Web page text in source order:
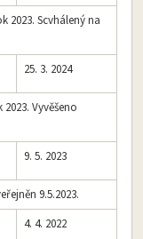
2023. Scvhálený na
25. 3. 2024
Vyvěšeno
9. 5. 2023
9.5.2023.
4. 4. 2022